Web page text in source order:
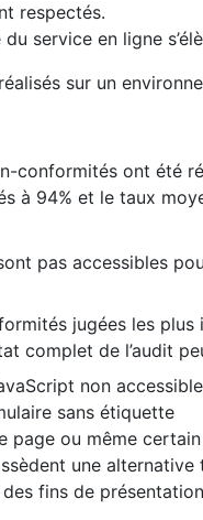
respectés.
service en ligne
sur un
conformités ont été
à 94% et le taux
pas accessibles
jugées les
complet de l’audit
non
sans étiquette
page ou même
une alternative
fins de